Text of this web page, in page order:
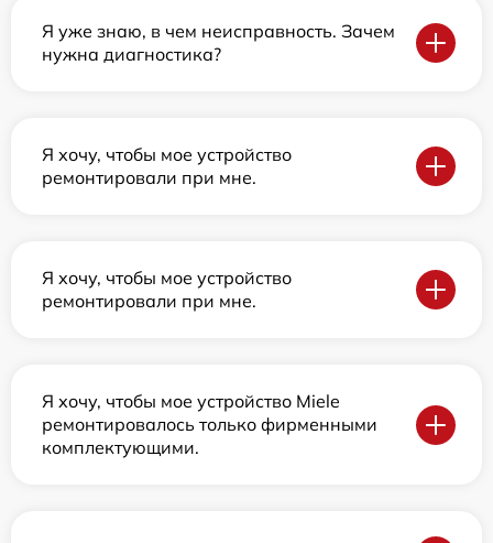
Я уже знаю, в чем неисправность. Зачем
нужна диагностика?
Я хочу, чтобы мое устройство
ремонтировали при мне.
Я хочу, чтобы мое устройство
ремонтировали при мне.
Я хочу, чтобы мое устройство Miele
ремонтировалось только фирменными
комплектующими.